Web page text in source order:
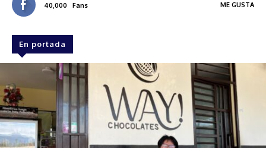
40,000 Fans ME GUSTA
En portada